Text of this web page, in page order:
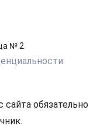
№ 2
обязательно